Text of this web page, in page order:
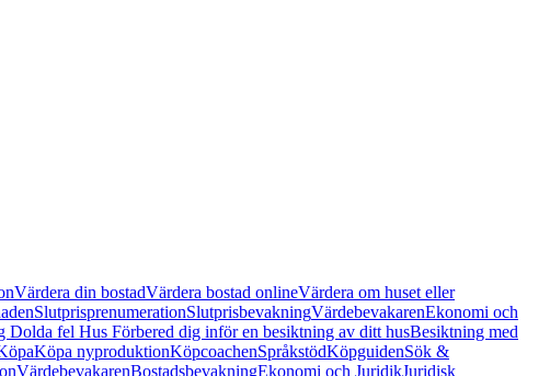
Värdera din bostadVärdera bostad onlineVärdera om huset eller
SlutprisprenumerationSlutprisbevakningVärdebevakarenEkonomi och
Dolda fel Hus Förbered dig inför en besiktning av ditt husBesiktning med
Köpa nyproduktionKöpcoachenSpråkstödKöpguidenSök &
VärdebevakarenBostadsbevakningEkonomi och JuridikJuridisk